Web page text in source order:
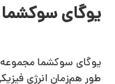
یوگای
یوگای سوکشما
طور هم‌زمان انرژی